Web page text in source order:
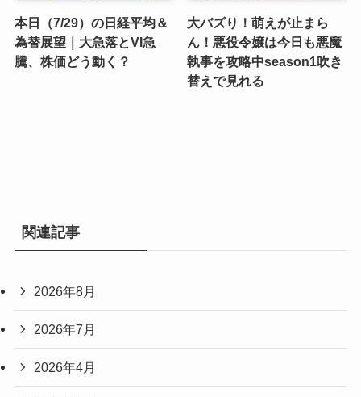
本日（7/29）の日経平均＆
為替展望｜大急落とVI急
騰、株価どう動く？
大バズり！萌えが止まら
ん！悪役令嬢は今日も悪魔
執事を攻略中season1吹き
替えで見れる
関連記事
2026年8月
2026年7月
2026年4月